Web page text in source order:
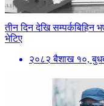
तीन दिन देखि सम्पर्कबिहिन
भेटिए
२०८२ बैशाख १०,